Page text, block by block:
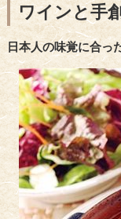
ワインと手
日本人の味覚に合っ